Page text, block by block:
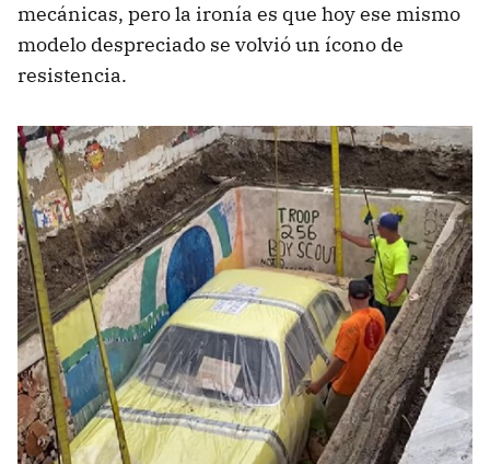
mecánicas, pero la ironía es que hoy ese mismo
modelo despreciado se volvió un ícono de
resistencia.